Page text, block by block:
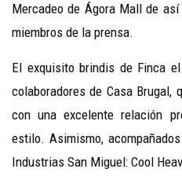
Mercadeo de Ágora Mall de
miembros de la prensa.
El exquisito brindis de Finca
colaboradores de Casa Brugal,
con una excelente relación
estilo. Asimismo,
Industrias San Miguel: Cool